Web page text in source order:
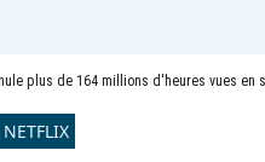
plus de 164 millions d'heures vues en
NETFLIX